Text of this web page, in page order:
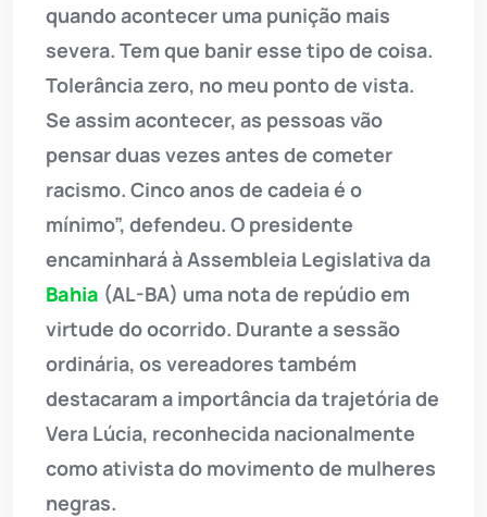
quando acontecer uma punição mais
severa. Tem que banir esse tipo de coisa.
Tolerância zero, no meu ponto de vista.
Se assim acontecer, as pessoas vão
pensar duas vezes antes de cometer
racismo. Cinco anos de cadeia é o
mínimo”, defendeu. O presidente
encaminhará à Assembleia Legislativa da
Bahia (AL-BA) uma nota de repúdio em
virtude do ocorrido. Durante a sessão
ordinária, os vereadores também
destacaram a importância da trajetória de
Vera Lúcia, reconhecida nacionalmente
como ativista do movimento de mulheres
negras.